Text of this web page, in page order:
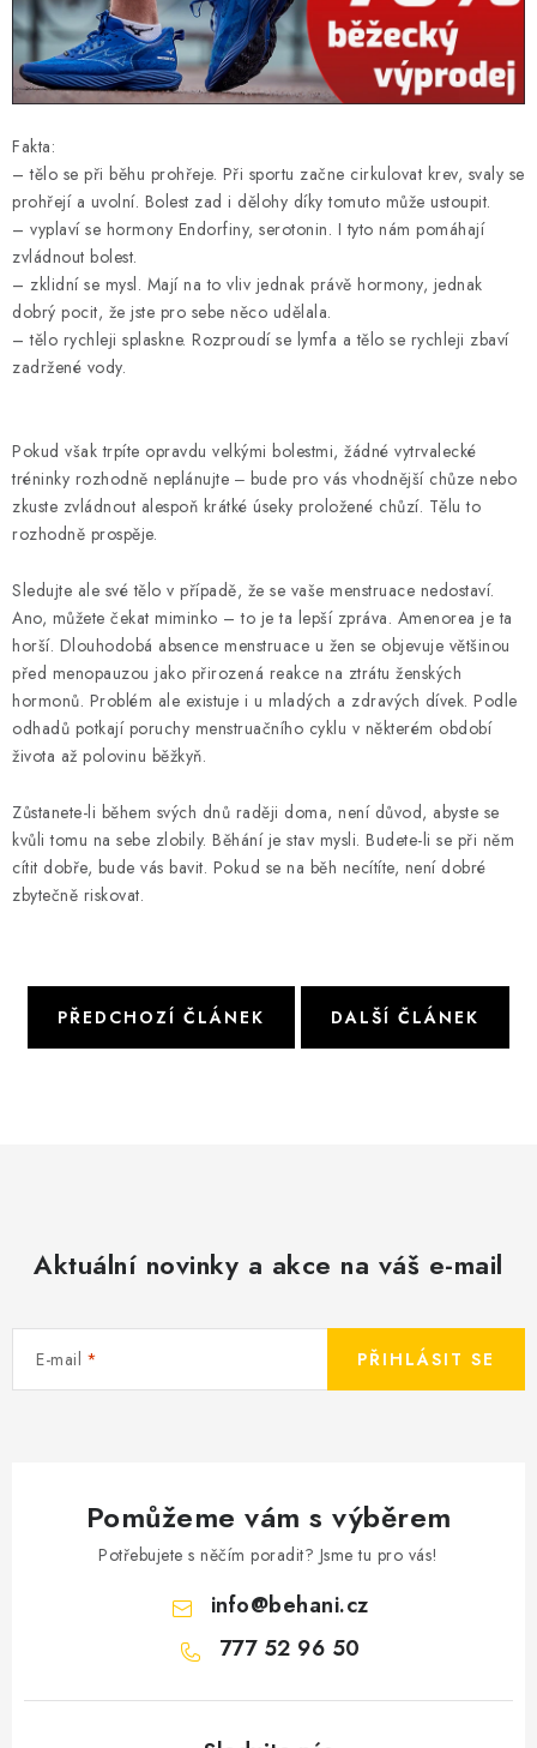
NOVINKY MIZUNO
NOVINKY INOV-8
OBLÍBENÉ DROBNOSTI
ZNAČKY
Ceník dopravy
Moje objednávka
Jak vyměnit nebo vrátit zboží
Jak reklamovat
Obchodní podmínky
Kontakt
Fakta:
– tělo se při běhu prohřeje. Při sportu začne cirkulovat krev, svaly se
prohřejí a uvolní. Bolest zad i dělohy díky tomuto může ustoupit.
– vyplaví se hormony Endorfiny, serotonin. I tyto nám pomáhají
zvládnout bolest.
– zklidní se mysl. Mají na to vliv jednak právě hormony, jednak
dobrý pocit, že jste pro sebe něco udělala.
– tělo rychleji splaskne. Rozproudí se lymfa a tělo se rychleji zbaví
zadržené vody.
Pokud však trpíte opravdu velkými bolestmi, žádné vytrvalecké
tréninky rozhodně neplánujte ‒ bude pro vás vhodnější chůze nebo
zkuste zvládnout alespoň krátké úseky proložené chůzí. Tělu to
rozhodně prospěje.
Sledujte ale své tělo v případě, že se vaše menstruace nedostaví.
Ano, můžete čekat miminko – to je ta lepší zpráva. Amenorea je ta
horší. Dlouhodobá absence menstruace u žen se objevuje většinou
před menopauzou jako přirozená reakce na ztrátu ženských
hormonů. Problém ale existuje i u mladých a zdravých dívek. Podle
odhadů potkají poruchy menstruačního cyklu v některém období
života až polovinu běžkyň.
Zůstanete-li během svých dnů raději doma, není důvod, abyste se
kvůli tomu na sebe zlobily. Běhání je stav mysli. Budete-li se při něm
cítit dobře, bude vás bavit. Pokud se na běh necítíte, není dobré
zbytečně riskovat.
PŘEDCHOZÍ ČLÁNEK DALŠÍ ČLÁNEK
Aktuální novinky a akce na váš e-mail
E-mail PŘIHLÁSIT SE
Pomůžeme vám s výběrem
Potřebujete s něčím poradit? Jsme tu pro vás!
info@behani.cz
777 52 96 50